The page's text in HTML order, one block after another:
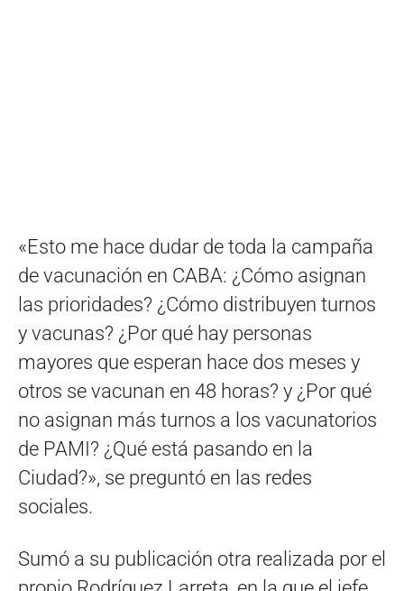
«Esto me hace dudar de toda la campaña
de vacunación en CABA: ¿Cómo asignan
las prioridades? ¿Cómo distribuyen turnos
y vacunas? ¿Por qué hay personas
mayores que esperan hace dos meses y
otros se vacunan en 48 horas? y ¿Por qué
no asignan más turnos a los vacunatorios
de PAMI? ¿Qué está pasando en la
Ciudad?», se preguntó en las redes
sociales.
Sumó a su publicación otra realizada por el